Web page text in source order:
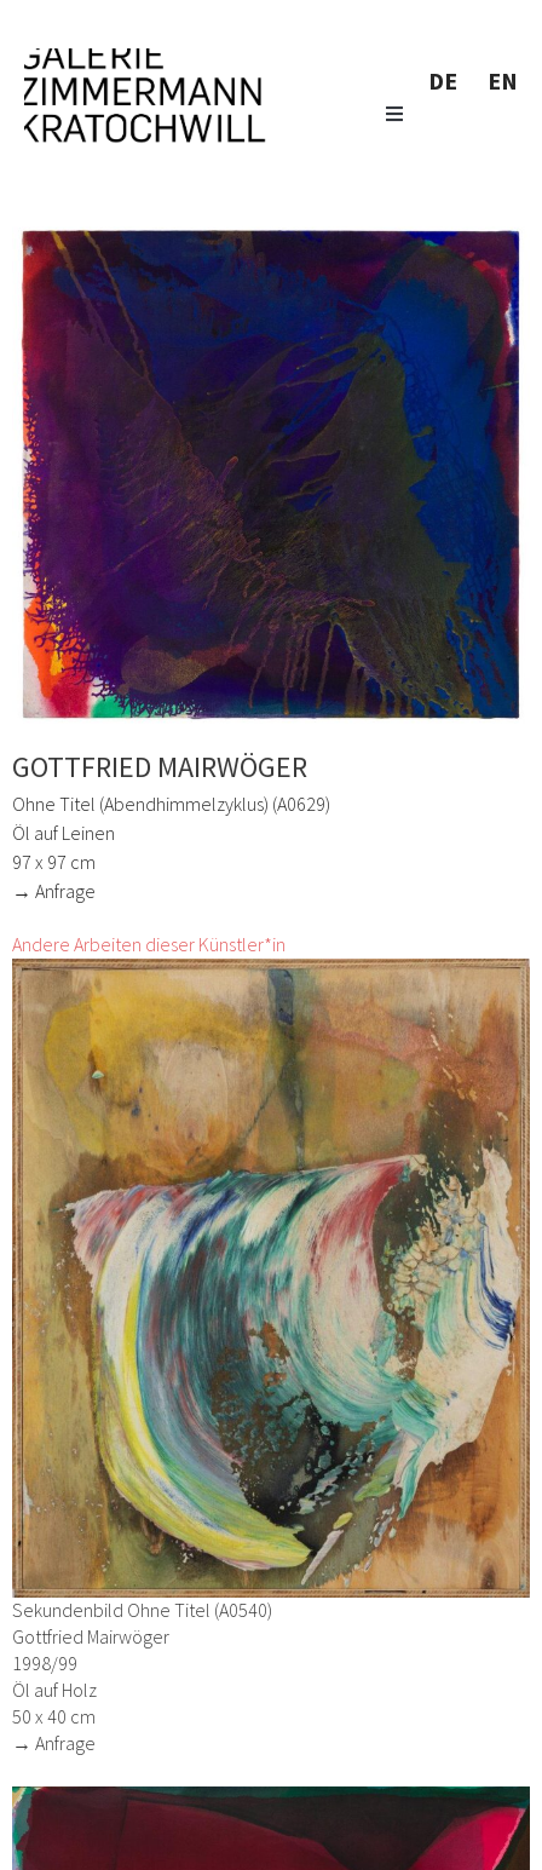
DE EN
GOTTFRIED MAIRWÖGER
Ohne Titel (Abendhimmelzyklus) (A0629)
Öl auf Leinen
97 x 97 cm
→ Anfrage
Andere Arbeiten dieser Künstler*in
Sekundenbild Ohne Titel (A0540)
Gottfried Mairwöger
1998/99
Öl auf Holz
50 x 40 cm
→ Anfrage